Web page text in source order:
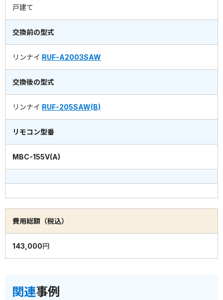
戸建て
交換前の型式
リンナイ RUF-A2003SAW
交換後の型式
リンナイ RUF-205SAW(B)
リモコン型番
MBC-155V(A)
費用総額（税込）
143,000円
関連事例